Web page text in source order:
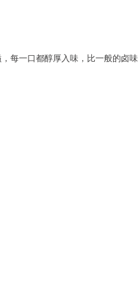
每一口都醇厚入味，比一般的卤